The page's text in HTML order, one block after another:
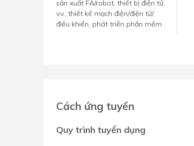
sản xuất FA/robot, thiết bị điện tử,
v.v., thiết kế mạch điện/điện tử/
điều khiển, phát triển phần mềm
Cách ứng tuyển
Quy trình tuyển dụng